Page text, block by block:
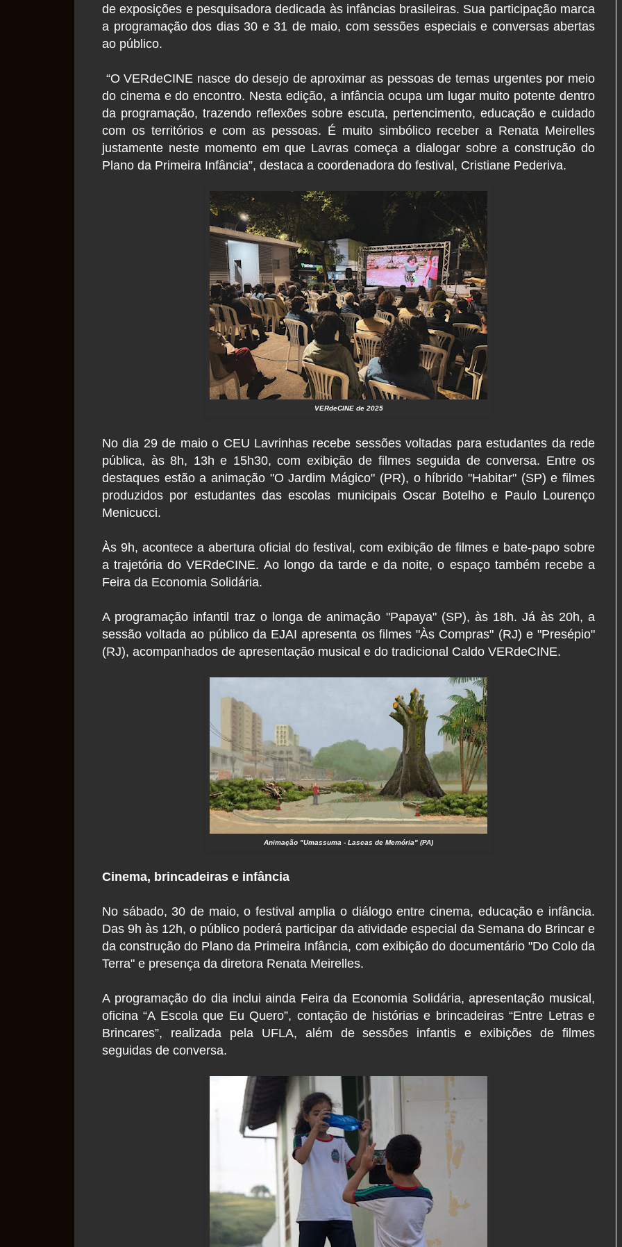
de exposições e pesquisadora dedicada às infâncias brasileiras. Sua participação marca
a programação dos dias 30 e 31 de maio, com sessões especiais e conversas abertas
ao público.
“O VERdeCINE nasce do desejo de aproximar as pessoas de temas urgentes por meio
do cinema e do encontro. Nesta edição, a infância ocupa um lugar muito potente dentro
da programação, trazendo reflexões sobre escuta, pertencimento, educação e cuidado
com os territórios e com as pessoas. É muito simbólico receber a Renata Meirelles
justamente neste momento em que Lavras começa a dialogar sobre a construção do
Plano da Primeira Infância”, destaca a coordenadora do festival, Cristiane Pederiva.
VERdeCINE de 2025
No dia 29 de maio o CEU Lavrinhas recebe sessões voltadas para estudantes da rede
pública, às 8h, 13h e 15h30, com exibição de filmes seguida de conversa. Entre os
destaques estão a animação "O Jardim Mágico" (PR), o híbrido "Habitar" (SP) e filmes
produzidos por estudantes das escolas municipais Oscar Botelho e Paulo Lourenço
Menicucci.
Às 9h, acontece a abertura oficial do festival, com exibição de filmes e bate-papo sobre
a trajetória do VERdeCINE. Ao longo da tarde e da noite, o espaço também recebe a
Feira da Economia Solidária.
A programação infantil traz o longa de animação "Papaya" (SP), às 18h. Já às 20h, a
sessão voltada ao público da EJAI apresenta os filmes "Às Compras" (RJ) e "Presépio"
(RJ), acompanhados de apresentação musical e do tradicional Caldo VERdeCINE.
Animação "Umassuma - Lascas de Memória" (PA)
Cinema, brincadeiras e infância
No sábado, 30 de maio, o festival amplia o diálogo entre cinema, educação e infância.
Das 9h às 12h, o público poderá participar da atividade especial da Semana do Brincar e
da construção do Plano da Primeira Infância, com exibição do documentário "Do Colo da
Terra" e presença da diretora Renata Meirelles.
A programação do dia inclui ainda Feira da Economia Solidária, apresentação musical,
oficina “A Escola que Eu Quero”, contação de histórias e brincadeiras “Entre Letras e
Brincares”, realizada pela UFLA, além de sessões infantis e exibições de filmes
seguidas de conversa.